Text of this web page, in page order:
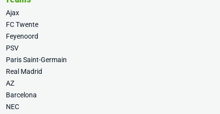
Ajax
FC Twente
Feyenoord
PSV
Paris Saint-Germain
Real Madrid
AZ
Barcelona
NEC